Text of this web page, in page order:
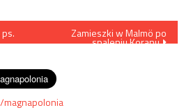
Zamieszki w Malmö po
spaleniu Koranu